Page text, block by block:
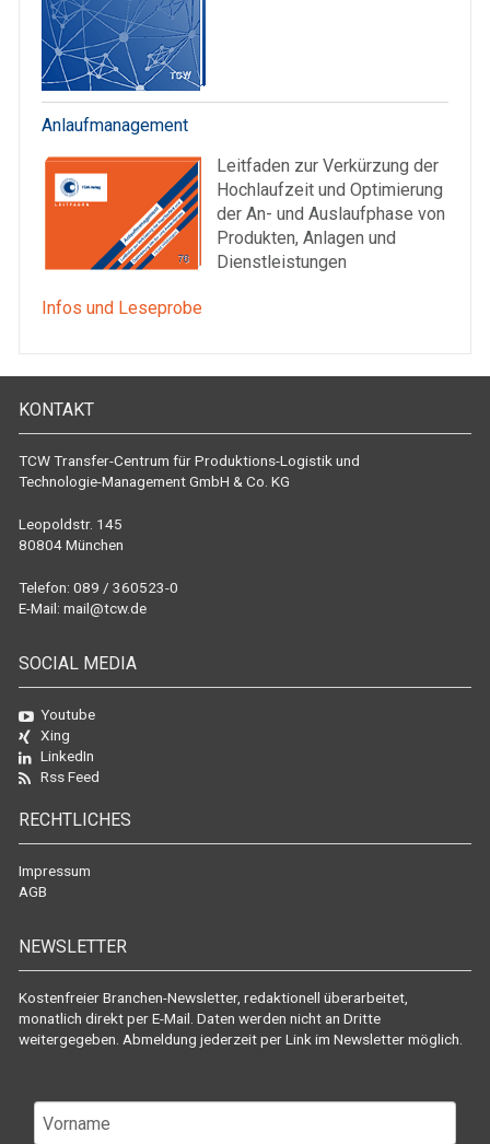
Anlaufmanagement
Leitfaden zur Verkürzung der
Hochlaufzeit und Optimierung
der An- und Auslaufphase von
Produkten, Anlagen und
Dienstleistungen
Infos und Leseprobe
KONTAKT
TCW Transfer-Centrum für Produktions-Logistik und
Technologie-Management GmbH & Co. KG
Leopoldstr. 145
80804 München
Telefon: 089 / 360523-0
E-Mail: mail@tcw.de
SOCIAL MEDIA
Youtube
Xing
LinkedIn
Rss Feed
RECHTLICHES
Impressum
AGB
NEWSLETTER
Kostenfreier Branchen-Newsletter, redaktionell überarbeitet,
monatlich direkt per E-Mail. Daten werden nicht an Dritte
weitergegeben. Abmeldung jederzeit per Link im Newsletter möglich.